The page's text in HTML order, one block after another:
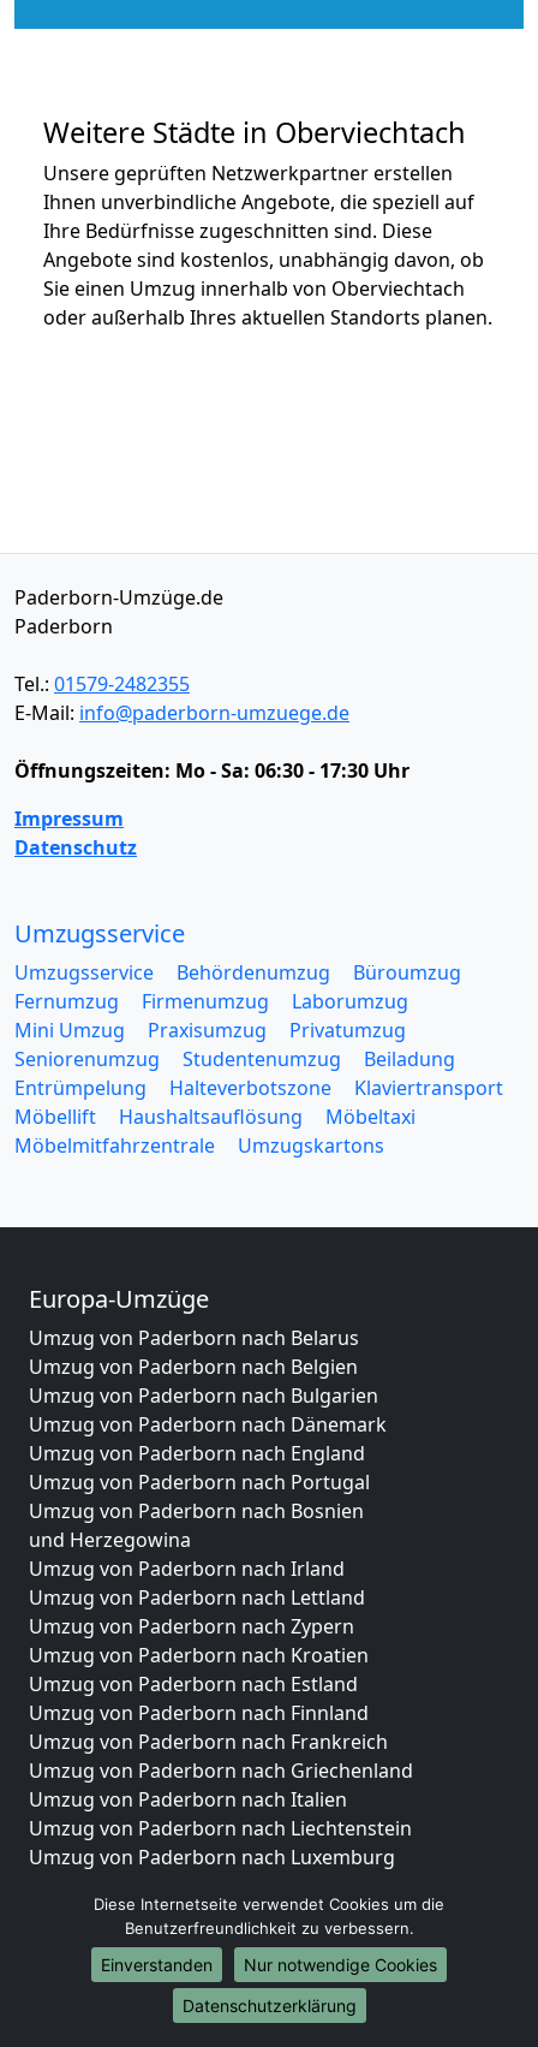
Weitere Städte in Oberviechtach
Unsere geprüften Netzwerkpartner erstellen
Ihnen unverbindliche Angebote, die speziell auf
Ihre Bedürfnisse zugeschnitten sind. Diese
Angebote sind kostenlos, unabhängig davon, ob
Sie einen Umzug innerhalb von Oberviechtach
oder außerhalb Ihres aktuellen Standorts planen.
Paderborn-Umzüge.de
Paderborn
Tel.: 01579-2482355
E-Mail: info@paderborn-umzuege.de
Öffnungszeiten: Mo - Sa: 06:30 - 17:30 Uhr
Impressum
Datenschutz
Umzugsservice
Umzugsservice Behördenumzug
Büroumzug
Fernumzug
Firmenumzug
Laborumzug
Mini Umzug
Praxisumzug
Privatumzug
Seniorenumzug
Studentenumzug
Beiladung
Entrümpelung
Halteverbotszone
Klaviertransport
Möbellift
Haushaltsauflösung
Möbeltaxi
Möbelmitfahrzentrale
Umzugskartons
Europa-Umzüge
Umzug von Paderborn nach Belarus
Umzug von Paderborn nach Belgien
Umzug von Paderborn nach Bulgarien
Umzug von Paderborn nach Dänemark
Umzug von Paderborn nach England
Umzug von Paderborn nach Portugal
Umzug von Paderborn nach Bosnien
und Herzegowina
Umzug von Paderborn nach Irland
Umzug von Paderborn nach Lettland
Umzug von Paderborn nach Zypern
Umzug von Paderborn nach Kroatien
Umzug von Paderborn nach Estland
Umzug von Paderborn nach Finnland
Umzug von Paderborn nach Frankreich
Umzug von Paderborn nach Griechenland
Umzug von Paderborn nach Italien
Umzug von Paderborn nach Liechtenstein
Umzug von Paderborn nach Luxemburg
Umzug von Paderborn nach Norwegen
Umzüge-Deutschlandweit
Umzug von Paderborn nach Berlin
Umzug von Paderborn nach Hamburg
Diese Internetseite verwendet Cookies um die
Benutzerfreundlichkeit zu verbessern.
Einverstanden
Nur notwendige Cookies
Datenschutzerklärung